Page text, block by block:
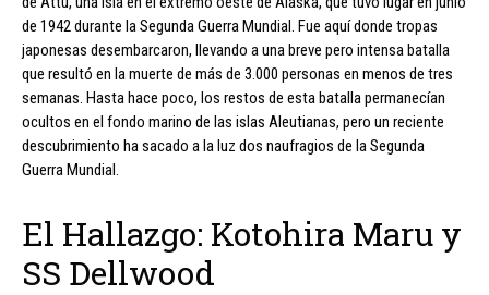
de 1942 durante la Segunda Guerra Mundial. Fue aquí donde tropas
japonesas desembarcaron, llevando a una breve pero intensa batalla
que resultó en la muerte de más de 3.000 personas en menos de tres
semanas. Hasta hace poco, los restos de esta batalla permanecían
ocultos en el fondo marino de las islas Aleutianas, pero un reciente
descubrimiento ha sacado a la luz dos naufragios de la Segunda
Guerra Mundial.
El Hallazgo: Kotohira Maru y
SS Dellwood